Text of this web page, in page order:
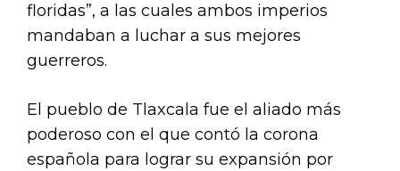
floridas”, a las cuales ambos imperios
mandaban a luchar a sus mejores
guerreros.
El pueblo de Tlaxcala fue el aliado más
poderoso con el que contó la corona
española para lograr su expansión por